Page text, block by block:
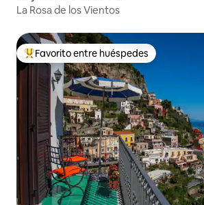
La Rosa de los Vientos
Favorito entre huéspedes preferido
Favorito entre huéspedes